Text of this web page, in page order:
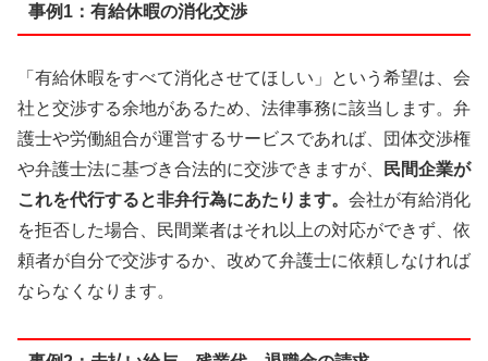
事例1：有給休暇の消化交渉
「有給休暇をすべて消化させてほしい」という希望は、会
社と交渉する余地があるため、法律事務に該当します。弁
護士や労働組合が運営するサービスであれば、団体交渉権
や弁護士法に基づき合法的に交渉できますが、
民間企業が
これを代行すると非弁行為にあたります。 会社が有給消化
を拒否した場合、民間業者はそれ以上の対応ができず、依
頼者が自分で交渉するか、改めて弁護士に依頼しなければ
ならなくなります。